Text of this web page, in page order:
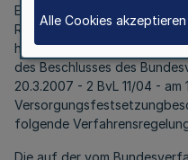
Entsprechend der
Runderlasses vom 19.4.2007
hinsichtlich der Behandlung
des Beschlusses des
20.3.2007 - 2 BvL 11/04 -
folgende
Die auf der vom
Alle Cookies akzeptieren